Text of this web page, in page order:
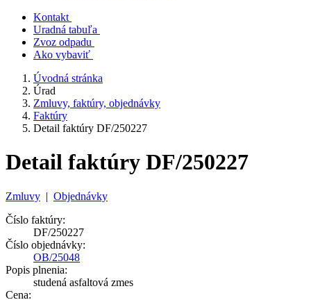
Kontakt
Uradná tabuľa
Zvoz odpadu
Ako vybaviť
Úvodná stránka
Úrad
Zmluvy, faktúry, objednávky
Faktúry
Detail faktúry DF/250227
Detail faktúry DF/250227
Zmluvy | Objednávky
Číslo faktúry:
DF/250227
Číslo objednávky:
OB/25048
Popis plnenia:
studená asfaltová zmes
Cena: